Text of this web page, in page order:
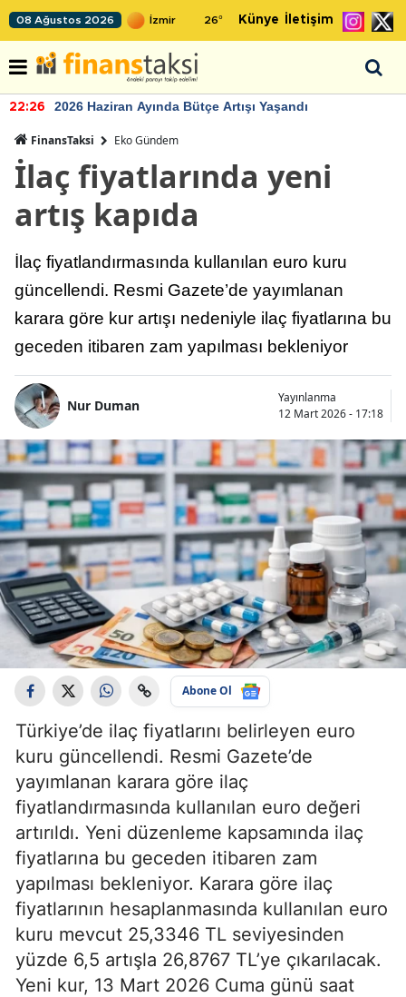
08 Ağustos 2026 26° Künye İletişim
22:26 2026 Haziran Ayında Bütçe Artışı Yaşandı
FinansTaksi Eko Gündem
İlaç fiyatlarında yeni
artış kapıda
İlaç fiyatlandırmasında kullanılan euro kuru
güncellendi. Resmi Gazete’de yayımlanan
karara göre kur artışı nedeniyle ilaç fiyatlarına bu
geceden itibaren zam yapılması bekleniyor
Nur Duman
Yayınlanma
12 Mart 2026 - 17:18
Abone Ol
Türkiye’de ilaç fiyatlarını belirleyen euro
kuru güncellendi. Resmi Gazete’de
yayımlanan karara göre ilaç
fiyatlandırmasında kullanılan euro değeri
artırıldı. Yeni düzenleme kapsamında ilaç
fiyatlarına bu geceden itibaren zam
yapılması bekleniyor. Karara göre ilaç
fiyatlarının hesaplanmasında kullanılan euro
kuru mevcut 25,3346 TL seviyesinden
yüzde 6,5 artışla 26,8767 TL’ye çıkarılacak.
Yeni kur, 13 Mart 2026 Cuma günü saat